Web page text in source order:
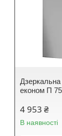
економ П
4 953 ₴
В наявності